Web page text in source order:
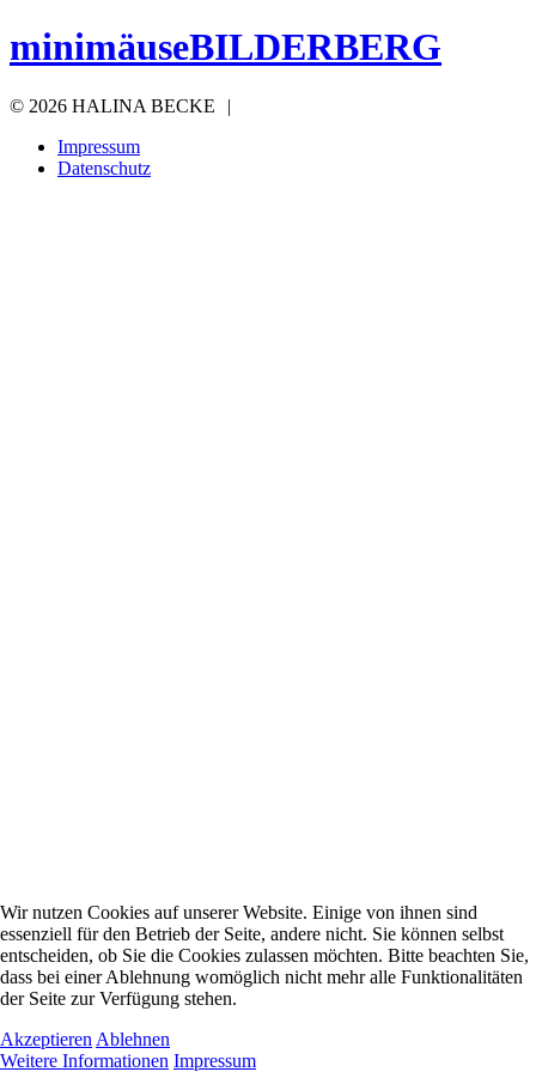
minimäuseBILDERBERG
© 2026 HALINA BECKE
|
Impressum
Datenschutz
Wir nutzen Cookies auf unserer Website. Einige von ihnen sind
essenziell für den Betrieb der Seite, andere nicht. Sie können selbst
entscheiden, ob Sie die Cookies zulassen möchten. Bitte beachten Sie,
dass bei einer Ablehnung womöglich nicht mehr alle Funktionalitäten
der Seite zur Verfügung stehen.
Akzeptieren Ablehnen
Weitere Informationen Impressum